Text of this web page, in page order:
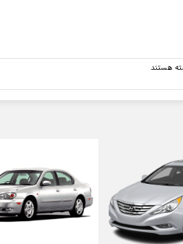
هستند